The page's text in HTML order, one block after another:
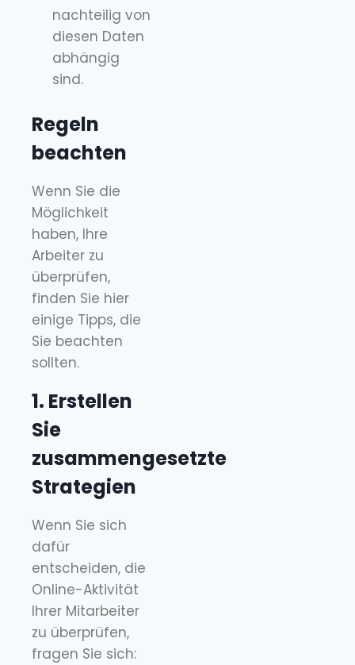
nachteilig von
diesen Daten
abhängig
sind.
Regeln
beachten
Wenn Sie die
Möglichkeit
haben, Ihre
Arbeiter zu
überprüfen,
finden Sie hier
einige Tipps, die
Sie beachten
sollten.
1. Erstellen
Sie
zusammengesetzte
Strategien
Wenn Sie sich
dafür
entscheiden, die
Online-Aktivität
Ihrer Mitarbeiter
zu überprüfen,
fragen Sie sich: